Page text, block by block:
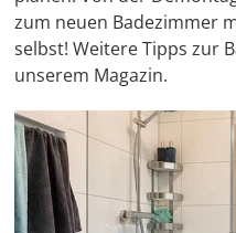
zum neuen Badezimmer
selbst! Weitere Tipps zur
unserem Magazin.